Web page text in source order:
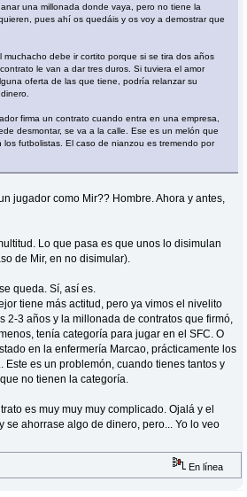
una millonada donde vaya, pero no tiene la
pues ahí os quedáis y os voy a demostrar que
debe ir cortito porque si se tira dos años
le van a dar tres duros. Si tuviera el amor
oferta de las que tiene, podría relanzar su
firma un contrato cuando entra en una empresa,
desmontar, se va a la calle. Ese es un melón que
futbolistas. El caso de nianzou es tremendo por
jugador como Mir?? Hombre. Ahora y antes,
Lo que pasa es que unos lo disimulan
de Mir, en no disimular).
queda. Sí, así es.
tiene más actitud, pero ya vimos el nivelito
2-3 años y la millonada de contratos que firmó,
tenía categoría para jugar en el SFC. O
en la enfermería Marcao, prácticamente los
Este es un problemón, cuando tienes tantos y
no tienen la categoría.
es muy muy muy complicado. Ojalá y el
se ahorrase algo de dinero, pero... Yo lo veo
En línea